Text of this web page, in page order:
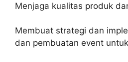
Menjaga kualitas produk
Membuat strategi dan
dan pembuatan event